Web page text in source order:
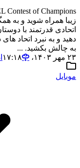
زیبا همراه شوید و به
اتحادی قدرتمند با
دهید و به نبرد اتحاد
به چالش بکشید. ...
۲۳ مهر ۱۴۰۳،‏ ۱۷:۱۸
موبایل